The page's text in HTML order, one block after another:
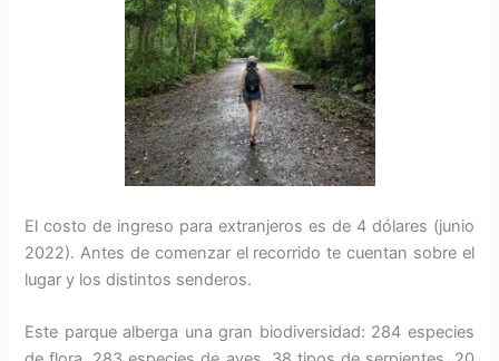
El costo de ingreso para extranjeros es de 4 dólares (junio
2022). Antes de comenzar el recorrido te cuentan sobre el
lugar y los distintos senderos.
Este parque alberga una gran biodiversidad: 284 especies